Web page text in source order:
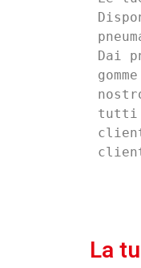
Dai
tutti
La